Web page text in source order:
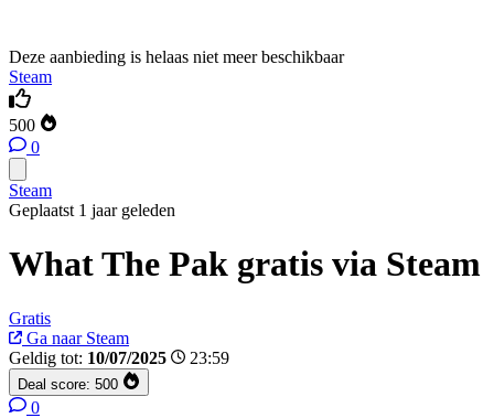
Deze aanbieding is helaas niet meer beschikbaar
Steam
500
0
Steam
Geplaatst 1 jaar geleden
What The Pak gratis via Steam
Gratis
Ga naar Steam
Geldig tot: 10/07/2025 23:59
Deal score: 500
0